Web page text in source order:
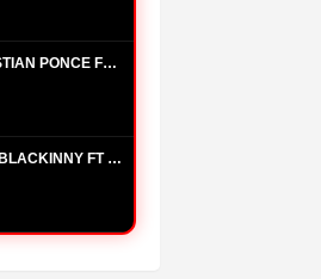
Q.E.P.D - CHRISTIAN PONCE FT FARRUKO, HANZEL LA H, FRONTI
BELLAQUEO - BLACKINNY FT HADES66